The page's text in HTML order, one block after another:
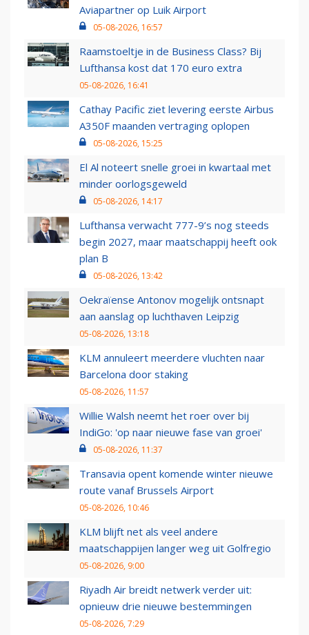
Aviapartner op Luik Airport
05-08-2026, 16:57
Raamstoeltje in de Business Class? Bij
Lufthansa kost dat 170 euro extra
05-08-2026, 16:41
Cathay Pacific ziet levering eerste Airbus
A350F maanden vertraging oplopen
05-08-2026, 15:25
El Al noteert snelle groei in kwartaal met
minder oorlogsgeweld
05-08-2026, 14:17
Lufthansa verwacht 777-9’s nog steeds
begin 2027, maar maatschappij heeft ook
plan B
05-08-2026, 13:42
Oekraïense Antonov mogelijk ontsnapt
aan aanslag op luchthaven Leipzig
05-08-2026, 13:18
KLM annuleert meerdere vluchten naar
Barcelona door staking
05-08-2026, 11:57
Willie Walsh neemt het roer over bij
IndiGo: 'op naar nieuwe fase van groei'
05-08-2026, 11:37
Transavia opent komende winter nieuwe
route vanaf Brussels Airport
05-08-2026, 10:46
KLM blijft net als veel andere
maatschappijen langer weg uit Golfregio
05-08-2026, 9:00
Riyadh Air breidt netwerk verder uit:
opnieuw drie nieuwe bestemmingen
05-08-2026, 7:29